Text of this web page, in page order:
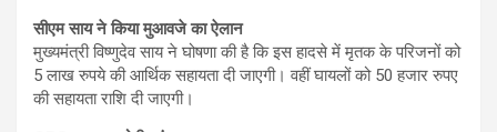
सीएम साय ने किया मुआवजे का ऐलान
मुख्यमंत्री विष्णुदेव साय ने घोषणा की है कि इस हादसे में मृतक के परिजनों को
5 लाख रुपये की आर्थिक सहायता दी जाएगी। वहीं घायलों को 50 हजार रुपए
की सहायता राशि दी जाएगी।